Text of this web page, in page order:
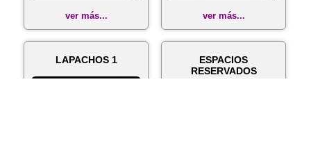
ver más... ver más...
LAPACHOS 1
ESPACIOS
RESERVADOS